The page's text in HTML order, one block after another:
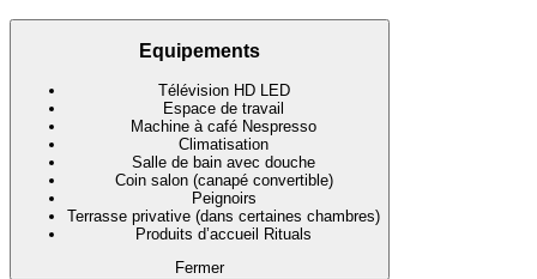
Equipements
Télévision HD LED
Espace de travail
Machine à café Nespresso
Climatisation
Salle de bain avec douche
Coin salon (canapé convertible)
Peignoirs
Terrasse privative (dans certaines chambres)
Produits d’accueil Rituals
Fermer